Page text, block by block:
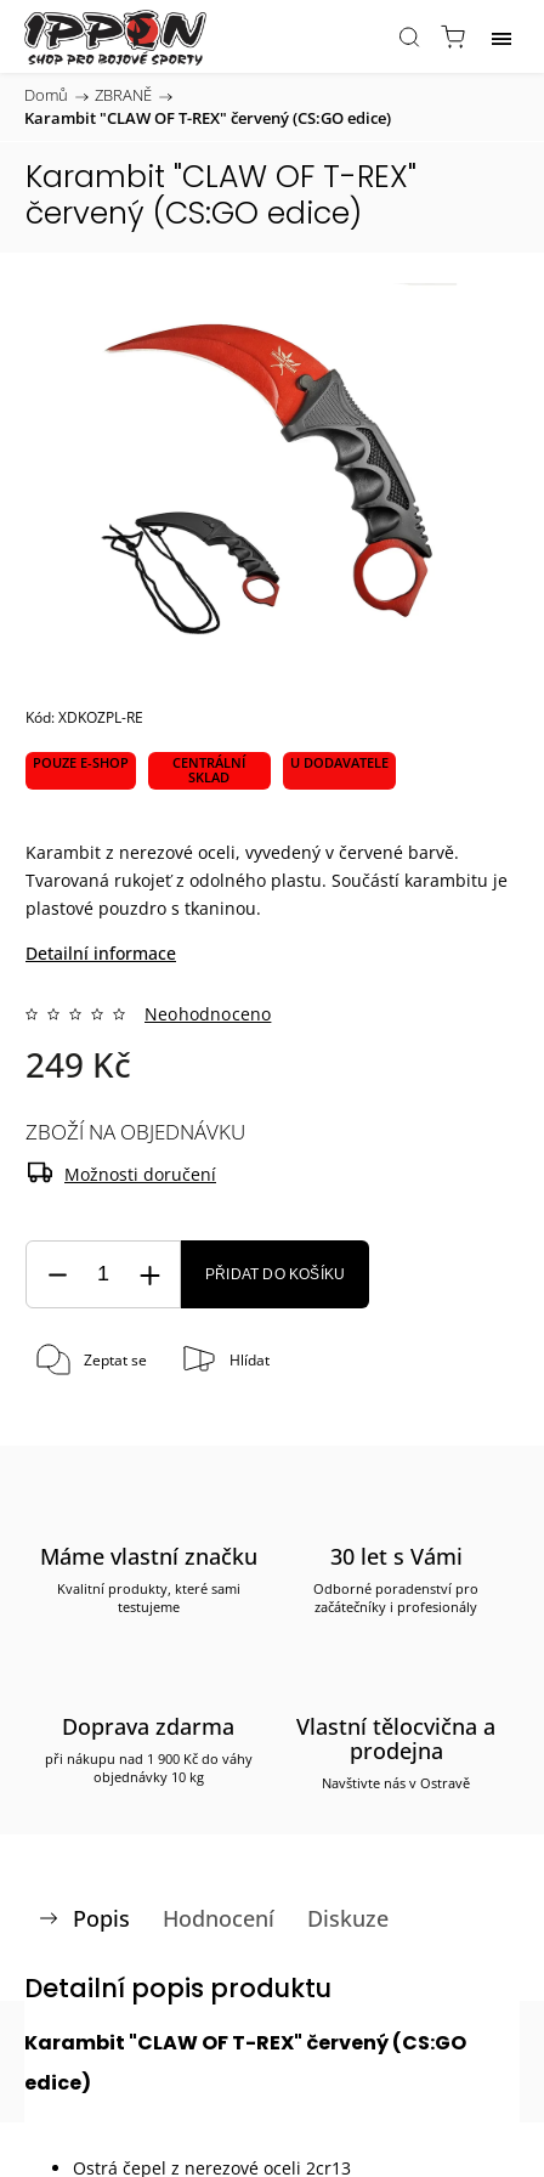
Domů / ZBRANĚ /
Karambit "CLAW OF T-REX" červený (CS:GO edice)
Karambit "CLAW OF T-REX"
červený (CS:GO edice)
Kód:XDKOZPL-RE
POUZE E-SHOP
CENTRÁLNÍ
SKLAD
U DODAVATELE
Karambit z nerezové oceli, vyvedený v červené barvě.
Tvarovaná rukojeť z odolného plastu. Součástí karambitu je
plastové pouzdro s tkaninou.
Detailní informace
Neohodnoceno
249 Kč
ZBOŽÍ NA OBJEDNÁVKU
Možnosti doručení
PŘIDAT DO KOŠÍKU
Zeptat se Hlídat
Máme vlastní značku
Kvalitní produkty, které sami
testujeme
30 let s Vámi
Odborné poradenství pro
začátečníky i profesionály
Doprava zdarma
při nákupu nad 1 900 Kč do váhy
objednávky 10 kg
Vlastní tělocvična a
prodejna
Navštivte nás v Ostravě
Popis Hodnocení Diskuze
Detailní popis produktu
Karambit "CLAW OF T-REX" červený (CS:GO
edice)
Ostrá čepel z nerezové oceli 2cr13